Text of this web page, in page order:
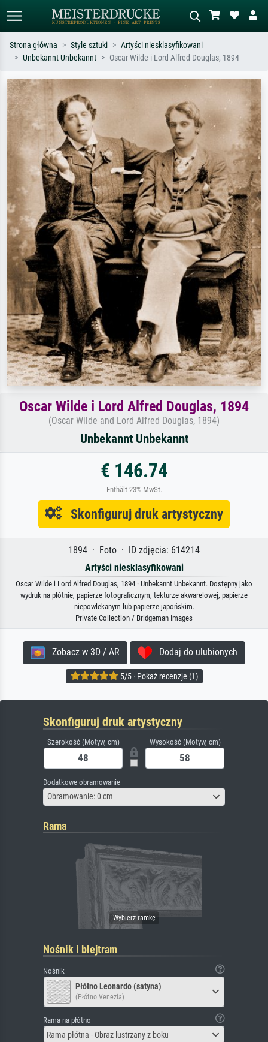
Szukaj wg artysty, tytułu lub stylu – np.
Monet, Gwiaździsta noc,
impresjonizm, fala Hokusaia, akt.
Opisz scenę – np. zielona łąka,
abstrakcja z czerwienią, ciemny olej,
stojący akt obok drzewa.
Strona główna Style sztuki
Artyści niesklasyfikowani
Unbekannt Unbekannt
Oscar Wilde i Lord Alfred Douglas, 1894
Oscar Wilde i Lord Alfred Douglas, 1894
(Oscar Wilde and Lord Alfred Douglas, 1894)
Unbekannt Unbekannt
€ 146.74
Enthält 23% MwSt.
Skonfiguruj druk artystyczny
1894 · Foto · ID zdjęcia: 614214
Artyści niesklasyfikowani
Oscar Wilde i Lord Alfred Douglas, 1894 · Unbekannt Unbekannt. Dostępny jako
wydruk na płótnie, papierze fotograficznym, tekturze akwarelowej, papierze
niepowlekanym lub papierze japońskim.
Private Collection / Bridgeman Images
Zobacz w 3D / AR Dodaj do ulubionych
5/5 · Pokaż recenzje (1)
Skonfiguruj druk artystyczny
Szerokość (Motyw, cm) Wysokość (Motyw, cm)
Dodatkowe obramowanie
Obramowanie: 0 cm
Rama
Nośnik i blejtram
Nośnik
Płótno Leonardo (satyna)
(Płótno Venezia)
Rama na płótno
Rama płótna - Obraz lustrzany z boku